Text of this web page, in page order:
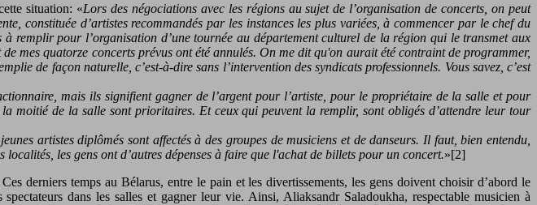
situation: «Lors des négociations avec les régions au sujet de l’organisation de concerts, on peut
constituée d’artistes recommandés par les instances les plus variées, à commencer par le chef du
remplir pour l’organisation d’une tournée au département culturel de la région qui le transmet aux
mes quatorze concerts prévus ont été annulés. On me dit qu'on aurait été contraint de programmer,
de façon naturelle, c’est-à-dire sans l’intervention des syndicats professionnels. Vous savez, c’est
mais ils signifient gagner de l’argent pour l’artiste, pour le propriétaire de la salle et pour
moitié de la salle sont prioritaires. Et ceux qui peuvent la remplir, sont obligés d’attendre leur tour
artistes diplômés sont affectés à des groupes de musiciens et de danseurs. Il faut, bien entendu,
les gens ont d’autres dépenses à faire que l'achat de billets pour un concert.»[2]
derniers temps au Bélarus, entre le pain et les divertissements, les gens doivent choisir d’abord le
dans les salles et gagner leur vie. Ainsi, Aliaksandr Saladoukha, respectable musicien à